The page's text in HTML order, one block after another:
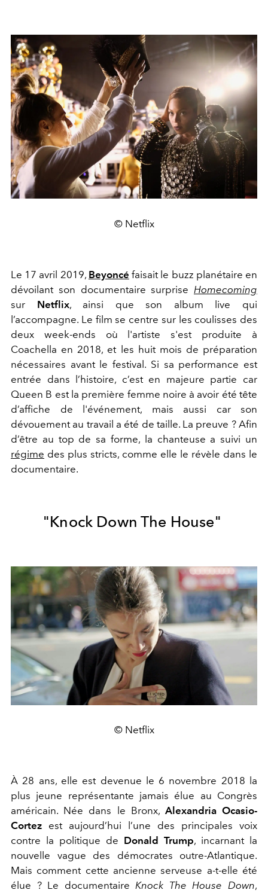
© Netflix
Le 17 avril 2019, Beyoncé faisait le buzz planétaire en
dévoilant son documentaire surprise Homecoming
sur Netflix, ainsi que son album live qui
l’accompagne. Le film se centre sur les coulisses des
deux week-ends où l'artiste s'est produite à
Coachella en 2018, et les huit mois de préparation
nécessaires avant le festival. Si sa performance est
entrée dans l’histoire, c’est en majeure partie car
Queen B est la première femme noire à avoir été tête
d’affiche de l'événement, mais aussi car son
dévouement au travail a été de taille. La preuve ? Afin
d’être au top de sa forme, la chanteuse a suivi un
régime des plus stricts, comme elle le révèle dans le
documentaire.
"Knock Down The House"
© Netflix
À 28 ans, elle est devenue le 6 novembre 2018 la
plus jeune représentante jamais élue au Congrès
américain. Née dans le Bronx, Alexandria Ocasio-
Cortez est aujourd’hui l’une des principales voix
contre la politique de Donald Trump, incarnant la
nouvelle vague des démocrates outre-Atlantique.
Mais comment cette ancienne serveuse a-t-elle été
élue ? Le documentaire Knock The House Down,